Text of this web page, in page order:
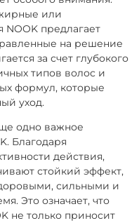
или
предлагает
на решение
за счет глубокого
типов волос и
формул, которые
уход.
одно важное
Благодаря
действия,
стойкий эффект,
сильными и
Это означает, что
не только приносит